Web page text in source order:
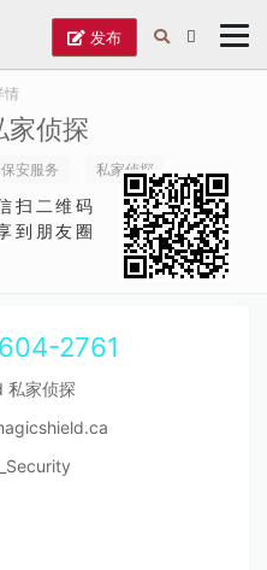
发布
情
家侦探
保安服务 私家侦探
扫二维码
到朋友圈
2761
私家侦探